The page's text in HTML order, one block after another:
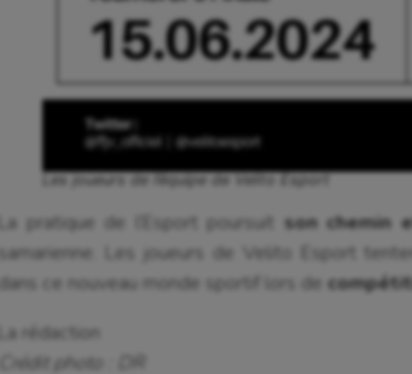
Les joueurs de l’équipe de Velito Esport
La pratique de l’Esport poursuit son chemin
samarienne. Les joueurs de Velito Esport
dans ce nouveau monde sportif lors de
La rédaction
Crédit photo : DR